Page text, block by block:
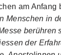
am
Menschen in
der